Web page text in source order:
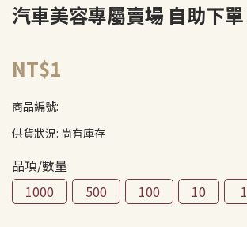
汽車美容專屬賣場 自助下單
NT$1
商品編號:
供貨狀況: 尚有庫存
品項/數量
1000
500 100 10 1